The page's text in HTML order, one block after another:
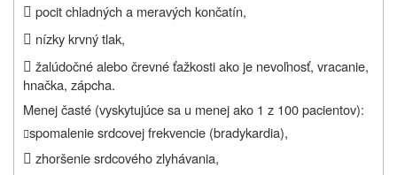
 pocit chladných a meravých končatín,
 nízky krvný tlak,
 žalúdočné alebo črevné ťažkosti ako je nevoľnosť, vracanie,
hnačka, zápcha.
Menej časté (vyskytujúce sa u menej ako 1 z 100 pacientov):
spomalenie srdcovej frekvencie (bradykardia),
 zhoršenie srdcového zlyhávania,